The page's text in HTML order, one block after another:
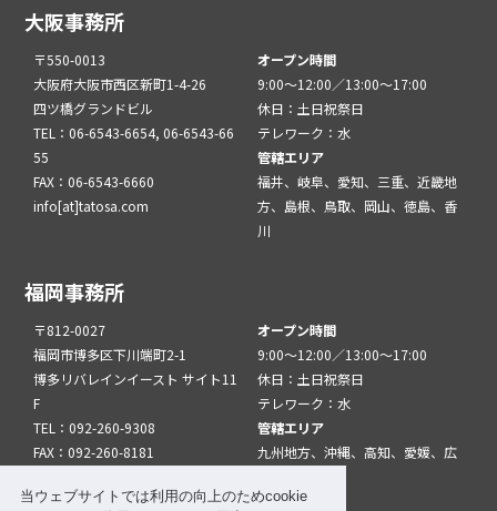
当ウェブサイトでは利用の向上のためcookie
大阪事務所
〒550-0013
大阪府大阪市西区新町1-4-26
四ツ橋グランドビル
TEL：06-6543-6654, 06-6543-66
55
FAX：06-6543-6660
info[at]tatosa.com
オープン時間
9:00～12:00／13:00～17:00
休日：土日祝祭日
テレワーク：水
管轄エリア
福井、岐阜、愛知、三重、近畿地
方、島根、鳥取、岡山、徳島、香
川
福岡事務所
〒812-0027
福岡市博多区下川端町2-1
博多リバレインイースト サイト11
F
TEL：092-260-9308
FAX：092-260-8181
オープン時間
9:00～12:00／13:00～17:00
休日：土日祝祭日
テレワーク：水
管轄エリア
九州地方、沖縄、高知、愛媛、広